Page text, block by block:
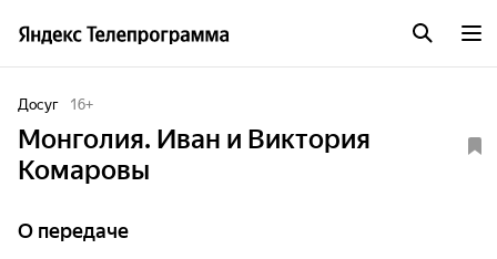
Досуг 16+
Монголия. Иван и Виктория
Комаровы
О передаче